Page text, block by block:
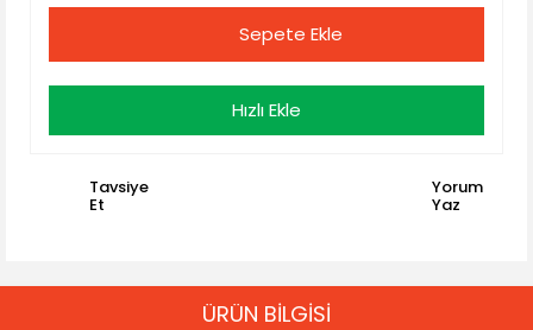
Sepete Ekle
Hızlı Ekle
Tavsiye
Et
Yorum
Yaz
ÜRÜN BİLGİSİ